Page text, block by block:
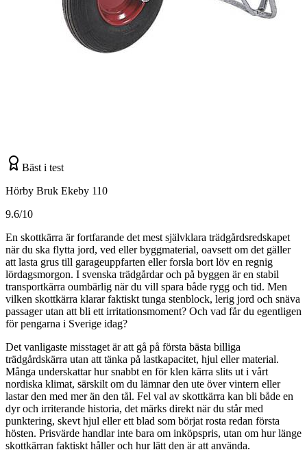
Bäst i test
Hörby Bruk Ekeby 110
9.6/10
En skottkärra är fortfarande det mest självklara trädgårdsredskapet
när du ska flytta jord, ved eller byggmaterial, oavsett om det gäller
att lasta grus till garageuppfarten eller forsla bort löv en regnig
lördagsmorgon. I svenska trädgårdar och på byggen är en stabil
transportkärra oumbärlig när du vill spara både rygg och tid. Men
vilken skottkärra klarar faktiskt tunga stenblock, lerig jord och snäva
passager utan att bli ett irritationsmoment? Och vad får du egentligen
för pengarna i Sverige idag?
Det vanligaste misstaget är att gå på första bästa billiga
trädgårdskärra utan att tänka på lastkapacitet, hjul eller material.
Många underskattar hur snabbt en för klen kärra slits ut i vårt
nordiska klimat, särskilt om du lämnar den ute över vintern eller
lastar den med mer än den tål. Fel val av skottkärra kan bli både en
dyr och irriterande historia, det märks direkt när du står med
punktering, skevt hjul eller ett blad som börjat rosta redan första
hösten. Prisvärde handlar inte bara om inköpspris, utan om hur länge
skottkärran faktiskt håller och hur lätt den är att använda.